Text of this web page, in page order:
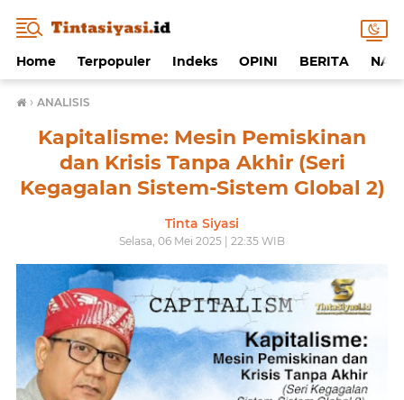
Home Terpopuler Indeks OPINI BERITA
› ANALISIS
Kapitalisme: Mesin Pemiskinan
dan Krisis Tanpa Akhir (Seri
Kegagalan Sistem-Sistem Global 2)
Tinta Siyasi
Selasa, 06 Mei 2025 | 22:35 WIB